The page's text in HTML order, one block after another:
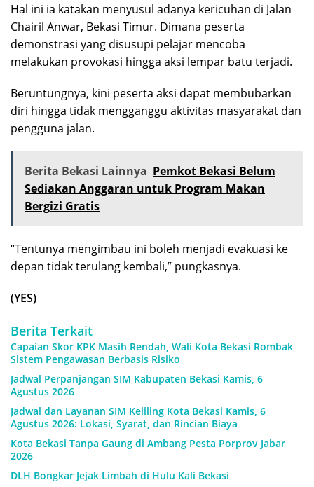
Hal ini ia katakan menyusul adanya kericuhan di Jalan
Chairil Anwar, Bekasi Timur. Dimana peserta
demonstrasi yang disusupi pelajar mencoba
melakukan provokasi hingga aksi lempar batu terjadi.
Beruntungnya, kini peserta aksi dapat membubarkan
diri hingga tidak mengganggu aktivitas masyarakat dan
pengguna jalan.
Berita Bekasi Lainnya Pemkot Bekasi Belum
Sediakan Anggaran untuk Program Makan
Bergizi Gratis
“Tentunya mengimbau ini boleh menjadi evakuasi ke
depan tidak terulang kembali,” pungkasnya.
(YES)
Berita Terkait
Capaian Skor KPK Masih Rendah, Wali Kota Bekasi Rombak
Sistem Pengawasan Berbasis Risiko
Jadwal Perpanjangan SIM Kabupaten Bekasi Kamis, 6
Agustus 2026
Jadwal dan Layanan SIM Keliling Kota Bekasi Kamis, 6
Agustus 2026: Lokasi, Syarat, dan Rincian Biaya
Kota Bekasi Tanpa Gaung di Ambang Pesta Porprov Jabar
2026
DLH Bongkar Jejak Limbah di Hulu Kali Bekasi